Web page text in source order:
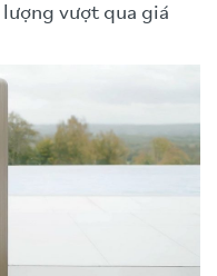
vượt qua giá